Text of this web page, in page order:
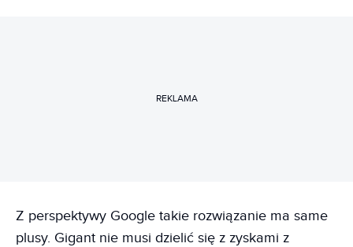
REKLAMA
Z perspektywy Google takie rozwiązanie ma same
plusy. Gigant nie musi dzielić się z zyskami z